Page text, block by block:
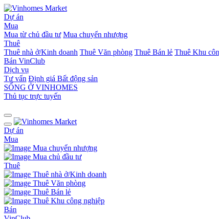
Dự án
Mua
Mua từ chủ đầu tư Mua chuyển nhượng
Thuê
Thuê nhà ở/Kinh doanh Thuê Văn phòng Thuê Bán lẻ Thuê Khu
Bán VinClub
Dịch vụ
Tư vấn Định giá Bất động sản
SỐNG Ở VINHOMES
Thủ tục trực tuyến
Dự án
Mua
Mua chuyển nhượng
Mua chủ đầu tư
Thuê
Thuê nhà ở/Kinh doanh
Thuê Văn phòng
Thuê Bán lẻ
Thuê Khu công nghiệp
Bán